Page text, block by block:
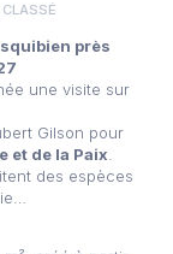
CLASSÉ
près
une visite sur
Gilson pour
et de la Paix
des espèces